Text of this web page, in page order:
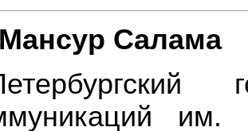
Мансур Салама